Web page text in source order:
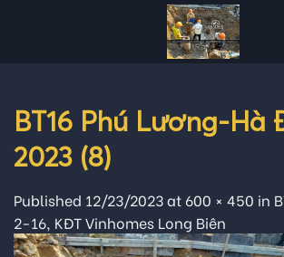
BT16 Phú Lương-Hà
2023 (8)
Published 12/23/2023at 600 × 450 in
2-16, KĐT Vinhomes Long Biên